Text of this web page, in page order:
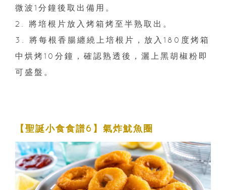
微波1分鐘後取出備用。
2. 將培根片放入烤箱烤至半熟取出。
3. 將每根香腸纏繞上培根片，放入180度烤箱
中烘烤10分鐘，確認熟透後，灑上黑胡椒粉即
可盛盤。
【聖誕小食食譜6】氣炸魷魚圈